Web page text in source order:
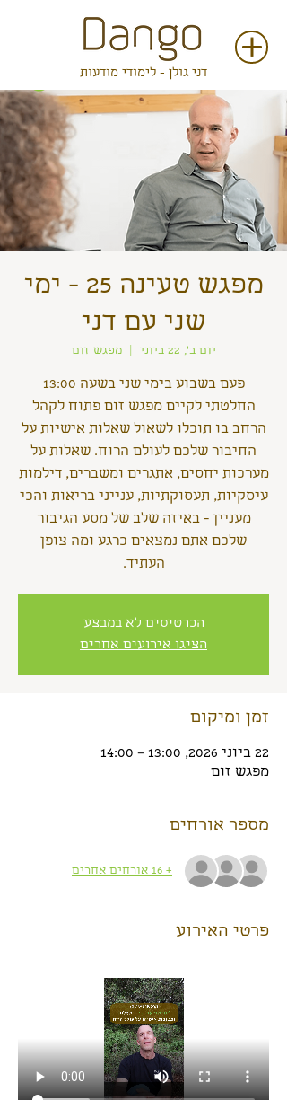
דני גולן - לימודי מודעות
מפגש טעינה 25 - ימי
שני עם דני
יום ב׳, 22 ביוני
  |
מפגש זום
פעם בשבוע בימי שני בשעה 13:00
החלטתי לקיים מפגש זום פתוח לקהל
הרחב בו תוכלו לשאול שאלות אישיות על
החיבור שלכם לעולם הרוח. שאלות על
מערכות יחסים, אתגרים ומשברים, דילמות
עיסקיות, תעסוקתיות, ענייני בריאות והכי
מעניין - באיזה שלב של מסע הגיבור
שלכם אתם נמצאים כרגע ומה צופן
העתיד.
הכרטיסים לא במבצע
הציגו אירועים אחרים
זמן ומיקום
22 ביוני 2026, 13:00 – 14:00
מפגש זום
מספר אורחים
+ 16 אורחים אחרים
פרטי האירוע